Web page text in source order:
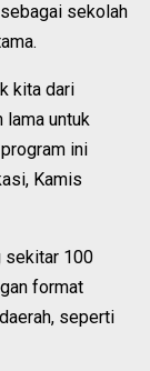
sekolah
kita dari
lama untuk
ini
Kamis
sekitar 100
format
seperti